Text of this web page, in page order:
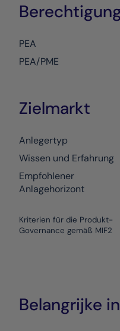
PEA
PEA/PME
Zielmarkt
Anlegertyp
Wissen und Erfahrung
Empfohlener
Anlagehorizont
Kriterien für die Produkt-
Governance gemäß MIF2
Belangrijke